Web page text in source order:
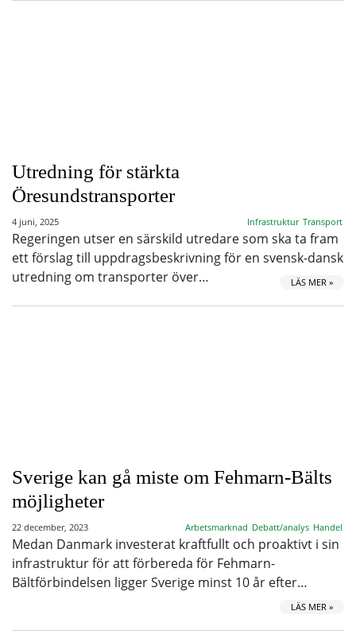
Utredning för stärkta
Öresundstransporter
4 juni, 2025 Infrastruktur Transport
Regeringen utser en särskild utredare som ska ta fram
ett förslag till uppdragsbeskrivning för en svensk-dansk
utredning om transporter över…
LÄS MER »
Sverige kan gå miste om Fehmarn-Bälts
möjligheter
22 december, 2023 Arbetsmarknad Debatt/analys Handel
Medan Danmark investerat kraftfullt och proaktivt i sin
infrastruktur för att förbereda för Fehmarn-
Bältförbindelsen ligger Sverige minst 10 år efter…
LÄS MER »